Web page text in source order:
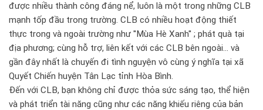
được nhiều thành công đáng nể, luôn là một trong những CLB
mạnh tốp đầu trong trường. CLB có nhiều hoạt động thiết
thực trong và ngoài trường như ''Mùa Hè Xanh'' ; phát quà tại
địa phương; cùng hỗ trợ, liên kết với các CLB bên ngoài... và
gần đây nhất là chuyến đi tình nguyện vô cùng ý nghĩa tại xã
Quyết Chiến huyện Tân Lạc tỉnh Hòa Bình.
Đến với CLB, bạn không chỉ được thỏa sức sáng tạo, thể hiện
và phát triển tài năng cũng như các năng khiếu riêng của bản